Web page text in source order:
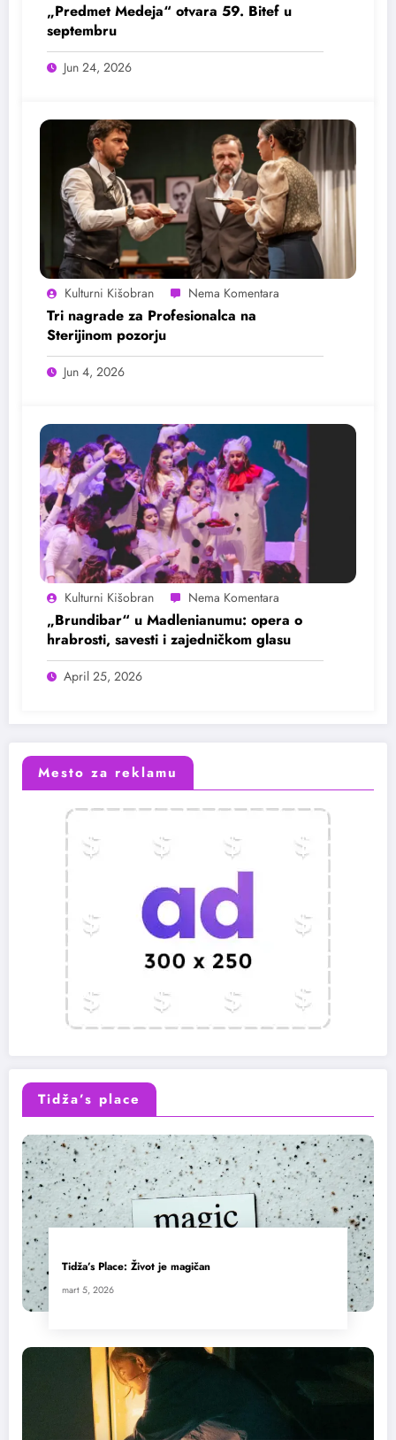
„Predmet Medeja“ otvara 59. Bitef u
septembru
Jun 24, 2026
Kulturni Kišobran
Tri nagrade za Profesionalca na
Sterijinom pozorju
Jun 4, 2026
Kulturni Kišobran
„Brundibar“ u Madlenianumu: opera o
hrabrosti, savesti i zajedničkom glasu
April 25, 2026
Mesto za reklamu
Tidža’s place
Tidža’s Place: Život je magičan
mart 5, 2026